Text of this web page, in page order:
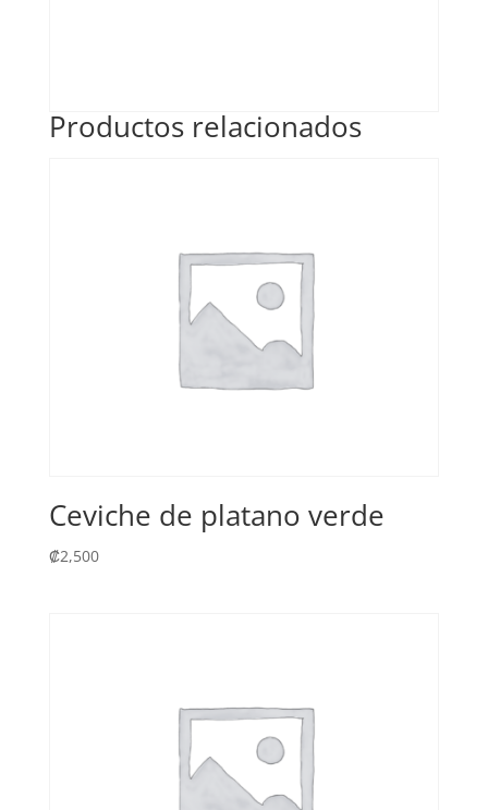
Productos relacionados
Ceviche de platano verde
₡2,500